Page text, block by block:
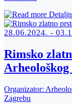
28.06.2024. -
Rimsko
Organizator:
Zagrebu